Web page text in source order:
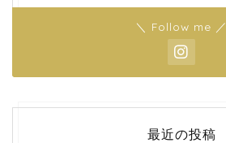
＼ Follow me ／
最近の投稿